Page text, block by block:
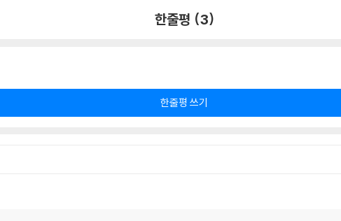
한줄평 (3)
한줄평 쓰기